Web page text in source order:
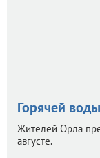
Горячей
Жителей Орла
августе.